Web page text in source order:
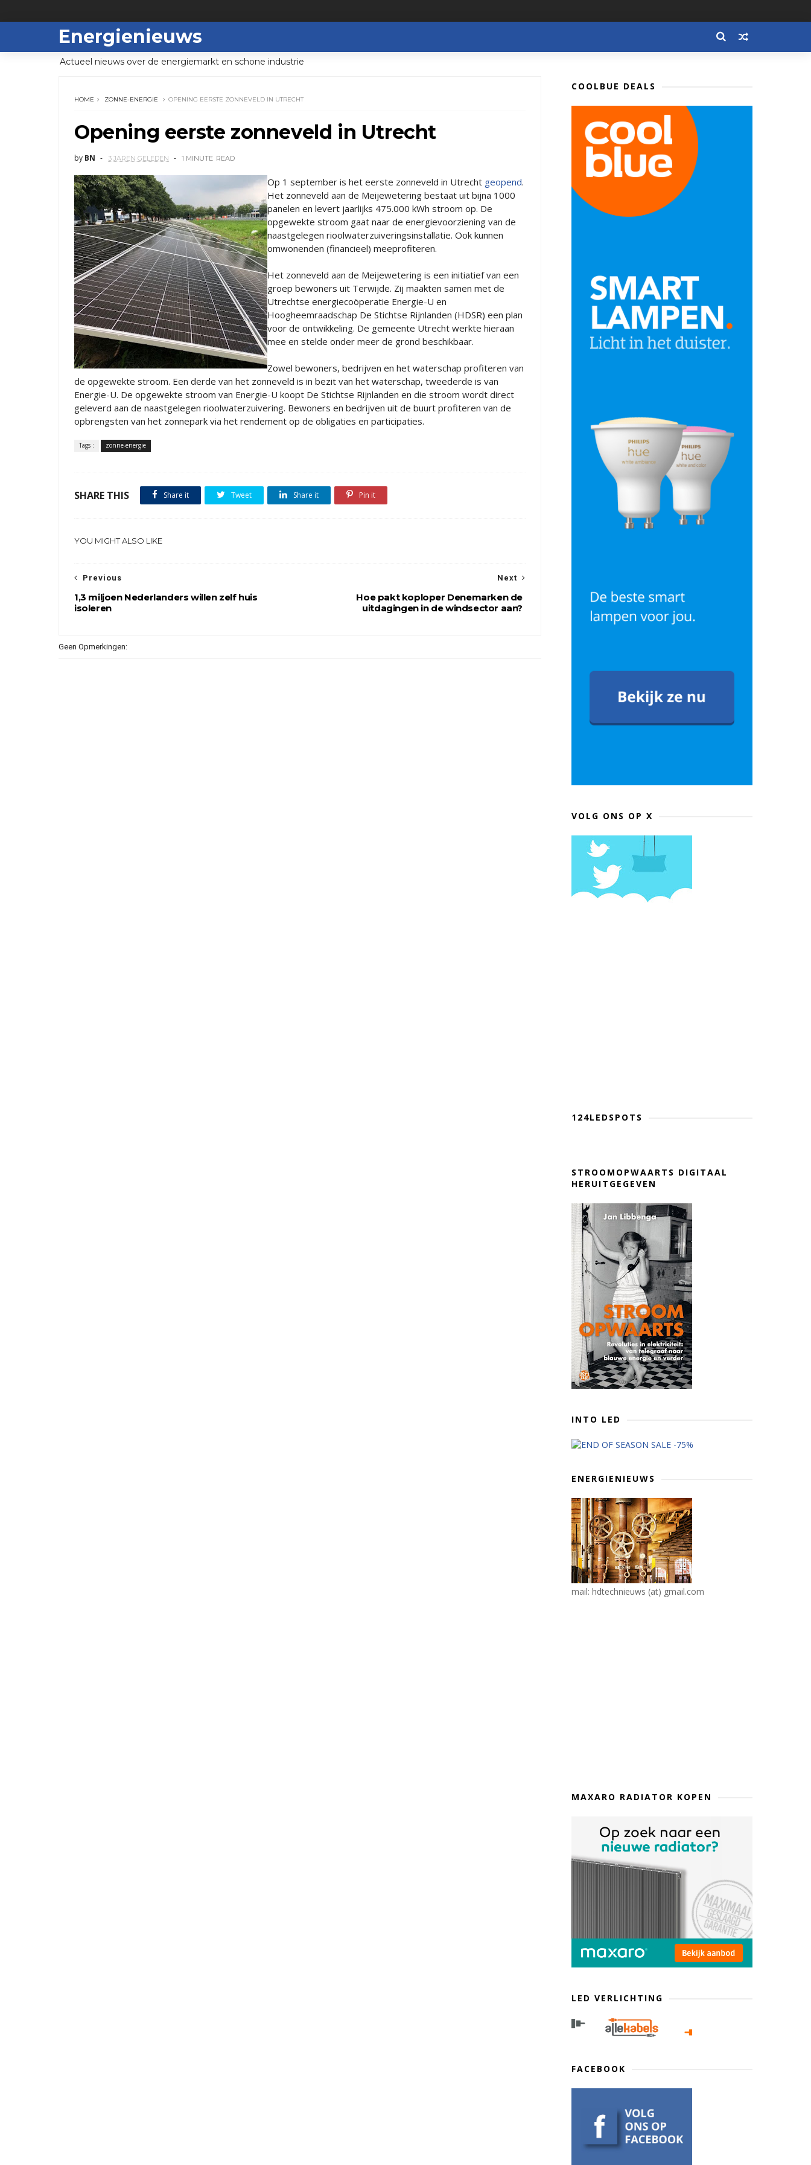
Energienieuws
Actueel nieuws over de energiemarkt en schone industrie
HOME ZONNE-ENERGIE OPENING EERSTE ZONNEVELD IN UTRECHT
Opening eerste zonneveld in Utrecht
by BN 3 JAREN GELEDEN 1 MINUTE READ
Op 1 september is het eerste zonneveld in Utrecht geopend.
Het zonneveld aan de Meijewetering bestaat uit bijna 1000
panelen en levert jaarlijks 475.000 kWh stroom op. De
opgewekte stroom gaat naar de energievoorziening van de
naastgelegen rioolwaterzuiveringsinstallatie. Ook kunnen
omwonenden (financieel) meeprofiteren.
Het zonneveld aan de Meijewetering is een initiatief van een
groep bewoners uit Terwijde. Zij maakten samen met de
Utrechtse energiecoöperatie Energie-U en
Hoogheemraadschap De Stichtse Rijnlanden (HDSR) een plan
voor de ontwikkeling. De gemeente Utrecht werkte hieraan
mee en stelde onder meer de grond beschikbaar.
Zowel bewoners, bedrijven en het waterschap profiteren van
de opgewekte stroom. Een derde van het zonneveld is in bezit van het waterschap, tweederde is van
Energie-U. De opgewekte stroom van Energie-U koopt De Stichtse Rijnlanden en die stroom wordt direct
geleverd aan de naastgelegen rioolwaterzuivering. Bewoners en bedrijven uit de buurt profiteren van de
opbrengsten van het zonnepark via het rendement op de obligaties en participaties.
Tags : zonne-energie
SHARE THIS Share it Tweet Share it Pin it
YOU MIGHT ALSO LIKE
Next
Hoe pakt koploper Denemarken de
uitdagingen in de windsector aan?
Previous
1,3 miljoen Nederlanders willen zelf huis
isoleren
Geen Opmerkingen:
COOLBUE DEALS
VOLG ONS OP X
124LEDSPOTS
STROOMOPWAARTS DIGITAAL
HERUITGEGEVEN
INTO LED
ENERGIENIEUWS
mail: hdtechnieuws (at) gmail.com
MAXARO RADIATOR KOPEN
LED VERLICHTING
FACEBOOK